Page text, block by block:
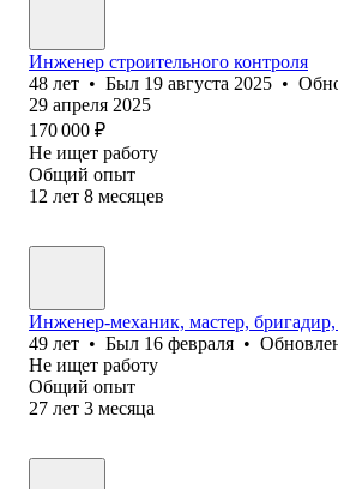
Инженер строительного контроля
48 лет • Был 19 августа 2025 •
29 апреля 2025
170 000 ₽
Не ищет работу
Общий опыт
12 лет 8 месяцев
Инженер-механик, мастер, бригадир,
49 лет • Был 16 февраля •
Не ищет работу
Общий опыт
27 лет 3 месяца